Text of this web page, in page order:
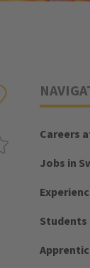
Careers
Jobs in
Students